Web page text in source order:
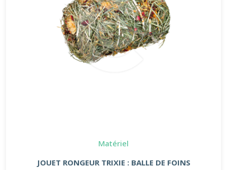
Matériel
JOUET RONGEUR TRIXIE : BALLE DE FOINS